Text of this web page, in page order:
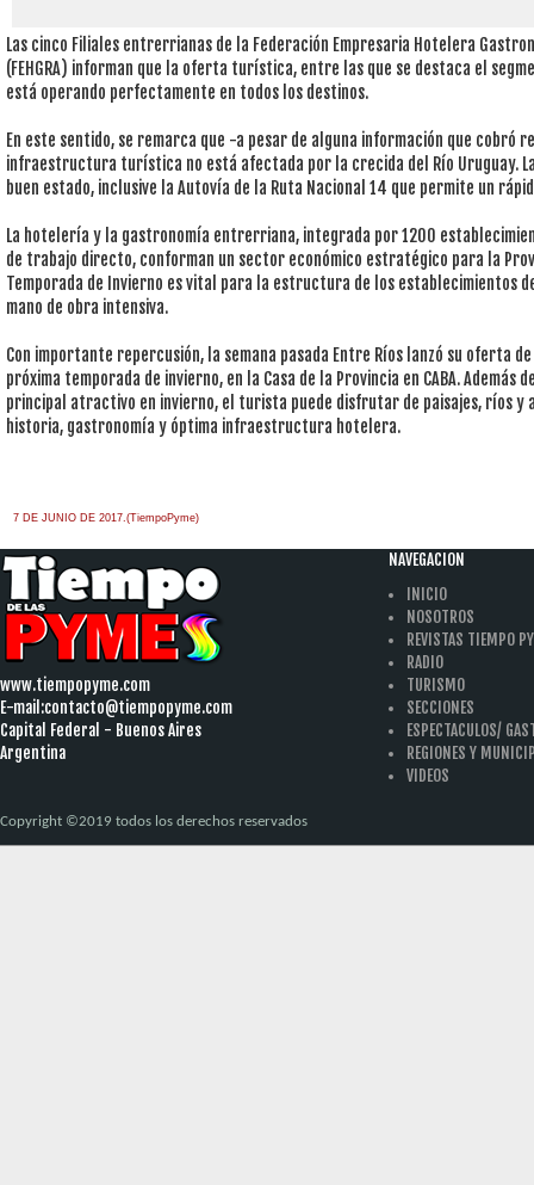
Las cinco Filiales entrerrianas de la Federación Empresaria Hotelera
(FEHGRA) informan que la oferta turística, entre las que se destaca el
está operando perfectamente en todos los destinos.
En este sentido, se remarca que -a pesar de alguna información que cobró
infraestructura turística no está afectada por la crecida del Río Uruguay.
buen estado, inclusive la Autovía de la Ruta Nacional 14 que permite un
La hotelería y la gastronomía entrerriana, integrada por 1200
de trabajo directo, conforman un sector económico estratégico para la
Temporada de Invierno es vital para la estructura de los establecimientos
mano de obra intensiva.
Con importante repercusión, la semana pasada Entre Ríos lanzó su oferta
próxima temporada de invierno, en la Casa de la Provincia en CABA. Además
principal atractivo en invierno, el turista puede disfrutar de paisajes, ríos y
historia, gastronomía y óptima infraestructura hotelera.
7 DE JUNIO DE 2017.(TiempoPyme)
www.tiempopyme.com
E-mail:contacto@tiempopyme.com
Capital Federal - Buenos Aires
Argentina
NAVEGACION
INICIO
NOSOTROS
REVISTAS TIEMPO
RADIO
TURISMO
SECCIONES
ESPECTACULOS/
REGIONES Y
VIDEOS
Copyright ©2019 todos los derechos reservados